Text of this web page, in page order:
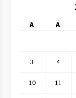
A A
3 4
10 11